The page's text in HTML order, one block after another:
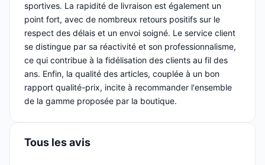
sportives. La rapidité de livraison est également un
point fort, avec de nombreux retours positifs sur le
respect des délais et un envoi soigné. Le service client
se distingue par sa réactivité et son professionnalisme,
ce qui contribue à la fidélisation des clients au fil des
ans. Enfin, la qualité des articles, couplée à un bon
rapport qualité-prix, incite à recommander l'ensemble
de la gamme proposée par la boutique.
Tous les avis